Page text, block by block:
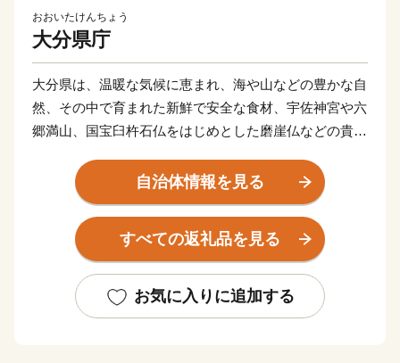
おおいたけんちょう
大分県庁
大分県は、温暖な気候に恵まれ、海や山などの豊かな自
然、その中で育まれた新鮮で安全な食材、宇佐神宮や六
郷満山、国宝臼杵石仏をはじめとした磨崖仏などの貴重
また、なんといっても県内全域に広がる温泉は、日本一
の湧出量と温泉数を誇り、地球上にある１０種類の泉質
のうち８種類を有しています。
自治体情報を見る
すべての返礼品を見る
お気に入りに追加する